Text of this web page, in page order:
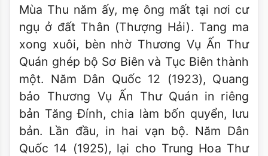
Mùa Thu năm ấy, mẹ ông mất tại nơi cư
ngụ ở đất Thân (Thượng Hải). Tang ma
xong xuôi, bèn nhờ Thương Vụ Ấn Thư
Quán ghép bộ Sơ Biên và Tục Biên thành
một. Năm Dân Quốc 12 (1923), Quang
bảo Thương Vụ Ấn Thư Quán in riêng
bản Tăng Đính, chia làm bốn quyển, lưu
bản. Lần đầu, in hai vạn bộ. Năm Dân
Quốc 14 (1925), lại cho Trung Hoa Thư